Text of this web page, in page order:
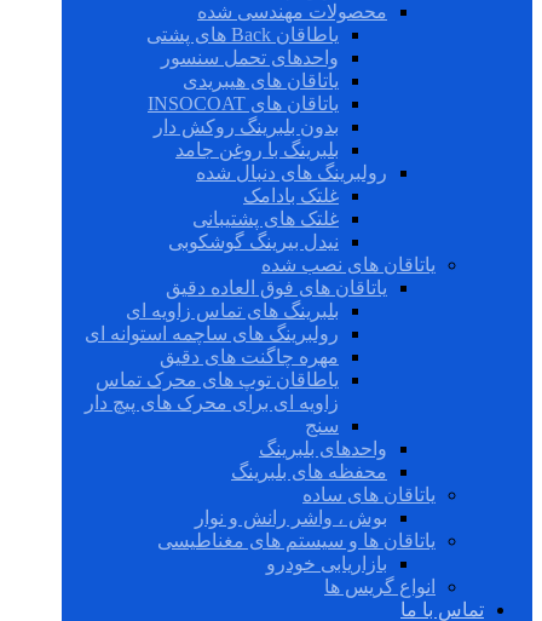
محصولات مهندسی شده
یاطاقان Back های پشتی
واحدهای تحمل سنسور
یاتاقان های هیبریدی
یاتاقان های INSOCOAT
بدون بلبرینگ روکش دار
بلبرینگ با روغن جامد
رولبرینگ های دنبال شده
غلتک بادامک
غلتک های پشتیبانی
نیدل بیرینگ گوشکوبی
یاتاقان های نصب شده
یاتاقان های فوق العاده دقیق
بلبرینگ های تماس زاویه ای
رولبرینگ های ساچمه استوانه ای
مهره چاگنت های دقیق
یاطاقان توپ های محرک تماس
زاویه ای برای محرک های پیچ دار
سنج
واحدهای بلبرینگ
محفظه های بلبرینگ
یاتاقان های ساده
بوش ، واشر رانش و نوار
یاتاقان ها و سیستم های مغناطیسی
بازاریابی خودرو
انواع گریس ها
تماس با ما